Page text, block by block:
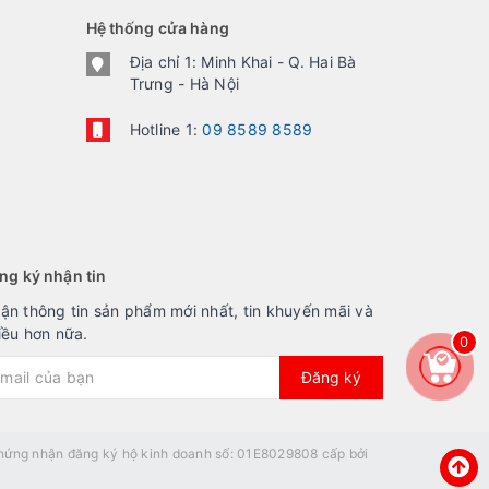
Hệ thống cửa hàng
Địa chỉ 1: Minh Khai - Q. Hai Bà
Trưng - Hà Nội
Hotline 1:09 8589 8589
ký nhận tin
thông tin sản phẩm mới nhất, tin khuyến mãi và
hơn nữa.
Đăng ký
nhận đăng ký hộ kinh doanh số: 01E8029808 cấp bởi
0